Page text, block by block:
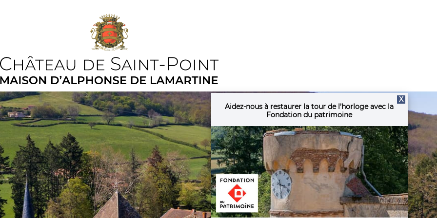
X
Aidez-nous à restaurer la tour de l’horloge avec la
Fondation du patrimoine